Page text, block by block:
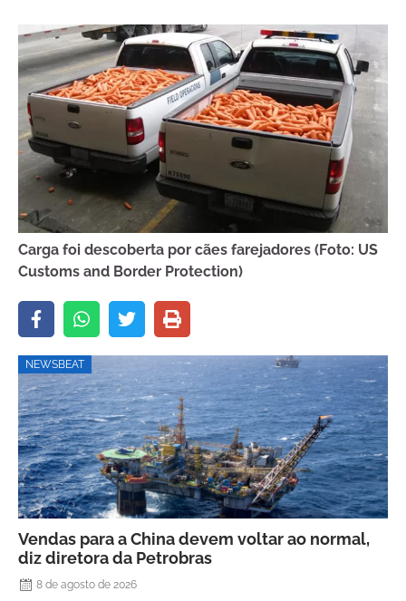
Carga foi descoberta por cães farejadores (Foto: US
Customs and Border Protection)
NEWSBEAT
Vendas para a China devem voltar ao normal,
diz diretora da Petrobras
8 de agosto de 2026